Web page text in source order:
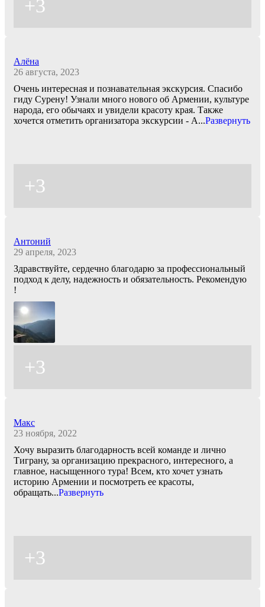
+3
Алёна
26 августа, 2023
Очень интересная и познавательная экскурсия. Спасибо
гиду Сурену! Узнали много нового об Армении, культуре
народа, его обычаях и увидели красоту края. Также
хочется отметить организатора экскурсии - А...Развернуть
+3
Антоний
29 апреля, 2023
Здравствуйте, сердечно благодарю за профессиональный
подход к делу, надежность и обязательность. Рекомендую
!
+3
Макс
23 ноября, 2022
Хочу выразить благодарность всей команде и лично
Тиграну, за организацию прекрасного, интересного, а
главное, насыщенного тура! Всем, кто хочет узнать
историю Армении и посмотреть ее красоты,
обращать...Развернуть
+3